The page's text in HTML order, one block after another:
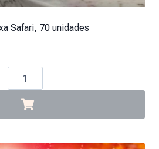
Safari, 70 unidades